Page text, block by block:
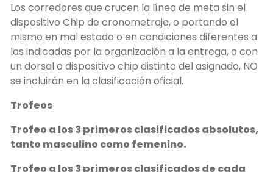
Los corredores que crucen la línea de meta sin el
dispositivo Chip de cronometraje, o portando el
mismo en mal estado o en condiciones diferentes a
las indicadas por la organización a la entrega, o con
un dorsal o dispositivo chip distinto del asignado, NO
se incluirán en la clasificación oficial.
Trofeos
Trofeo a los 3 primeros clasificados absolutos,
tanto masculino como femenino.
Trofeo a los 3 primeros clasificados de cada